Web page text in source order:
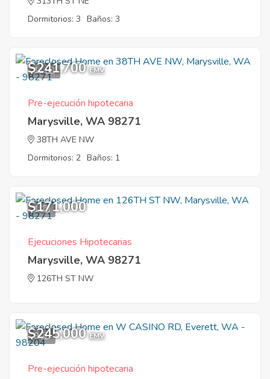
Dormitorios: 3 Baños: 3
11
$241,700 EMV
Pre-ejecución hipotecaria
Marysville, WA 98271
38TH AVE NW
Dormitorios: 2 Baños: 1
1
$171,000
Ejecuciones Hipotecarias
Marysville, WA 98271
126TH ST NW
9
$245,000 EMV
Pre-ejecución hipotecaria